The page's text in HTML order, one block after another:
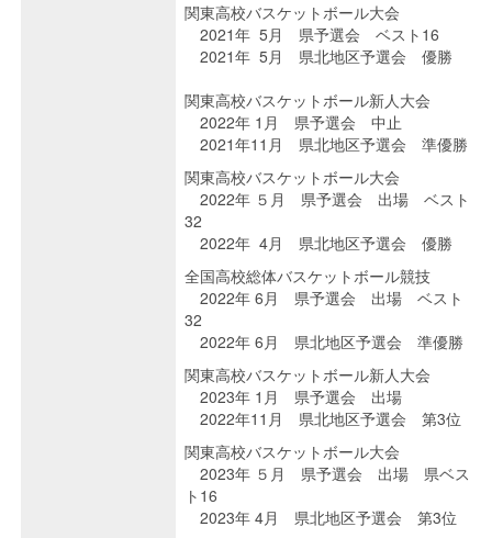
関東高校バスケットボール大会
2021年 5月 県予選会 ベスト16
2021年 5月 県北地区予選会 優勝
関東高校バスケットボール新人大会
2022年 1月 県予選会 中止
2021年11月 県北地区予選会 準優勝
関東高校バスケットボール大会
2022年 ５月 県予選会 出場 ベスト
32
2022年 4月 県北地区予選会 優勝
全国高校総体バスケットボール競技
2022年 6月 県予選会 出場 ベスト
32
2022年 6月 県北地区予選会 準優勝
関東高校バスケットボール新人大会
2023年 1月 県予選会 出場
2022年11月 県北地区予選会 第3位
関東高校バスケットボール大会
2023年 ５月 県予選会 出場 県ベス
ト16
2023年 4月 県北地区予選会 第3位